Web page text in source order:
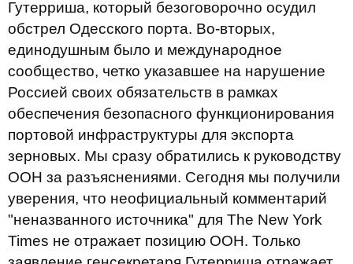
Гутерриша, который безоговорочно осудил
обстрел Одесского порта. Во-вторых,
единодушным было и международное
сообщество, четко указавшее на нарушение
Россией своих обязательств в рамках
обеспечения безопасного функционирования
портовой инфраструктуры для экспорта
зерновых. Мы сразу обратились к руководству
ООН за разъяснениями. Сегодня мы получили
уверения, что неофициальный комментарий
"неназванного источника" для The New York
Times не отражает позицию ООН. Только